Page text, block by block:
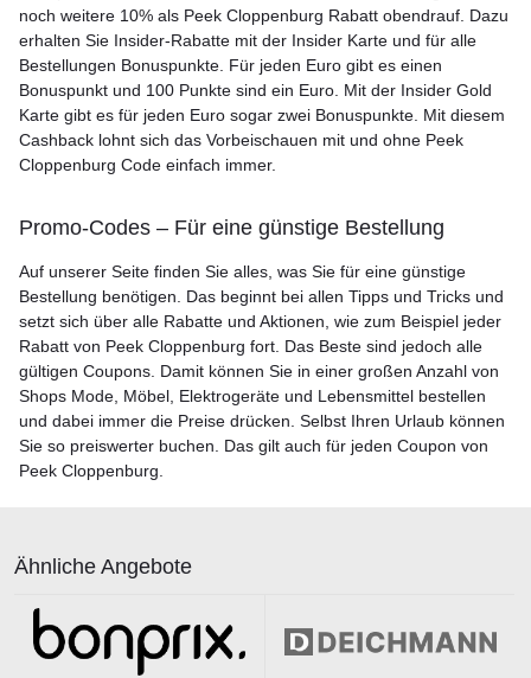
noch weitere 10% als Peek Cloppenburg Rabatt obendrauf. Dazu
erhalten Sie Insider-Rabatte mit der Insider Karte und für alle
Bestellungen Bonuspunkte. Für jeden Euro gibt es einen
Bonuspunkt und 100 Punkte sind ein Euro. Mit der Insider Gold
Karte gibt es für jeden Euro sogar zwei Bonuspunkte. Mit diesem
Cashback lohnt sich das Vorbeischauen mit und ohne Peek
Cloppenburg Code einfach immer.
Promo-Codes – Für eine günstige Bestellung
Auf unserer Seite finden Sie alles, was Sie für eine günstige
Bestellung benötigen. Das beginnt bei allen Tipps und Tricks und
setzt sich über alle Rabatte und Aktionen, wie zum Beispiel jeder
Rabatt von Peek Cloppenburg fort. Das Beste sind jedoch alle
gültigen Coupons. Damit können Sie in einer großen Anzahl von
Shops Mode, Möbel, Elektrogeräte und Lebensmittel bestellen
und dabei immer die Preise drücken. Selbst Ihren Urlaub können
Sie so preiswerter buchen. Das gilt auch für jeden Coupon von
Peek Cloppenburg.
Ähnliche Angebote